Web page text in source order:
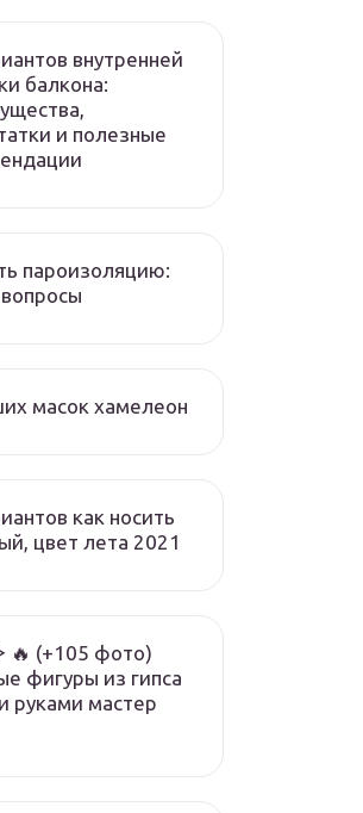
внутренней
балкона:
и полезные
пароизоляцию:
масок хамелеон
как носить
цвет лета 2021
🔥 (+105 фото)
фигуры из гипса
руками мастер